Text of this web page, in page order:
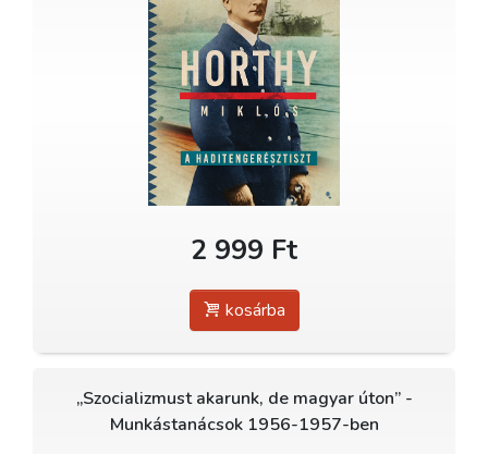
2 999 Ft
kosárba
„Szocializmust akarunk, de magyar úton” -
Munkástanácsok 1956-1957-ben